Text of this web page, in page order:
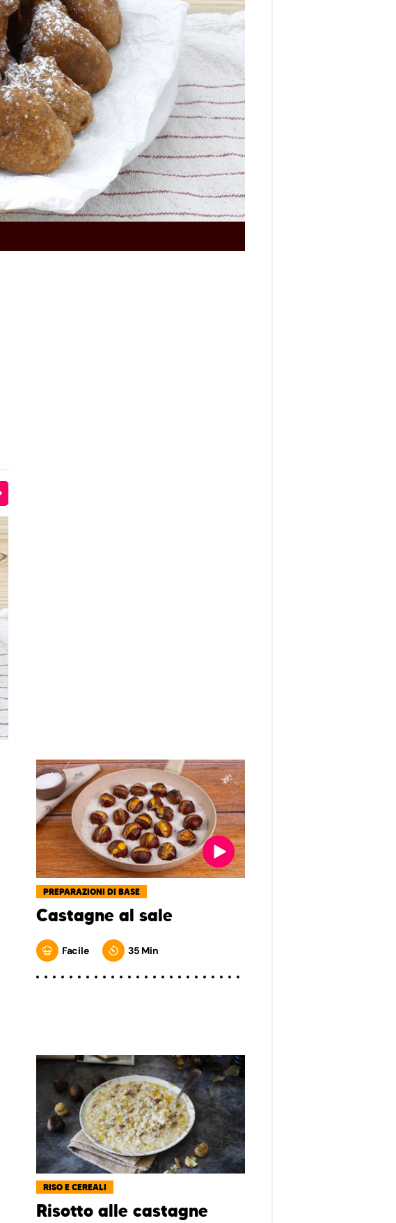
PREPARAZIONI DI BASE
Castagne al sale
Facile 35 Min
RISO E CEREALI
Risotto alle castagne